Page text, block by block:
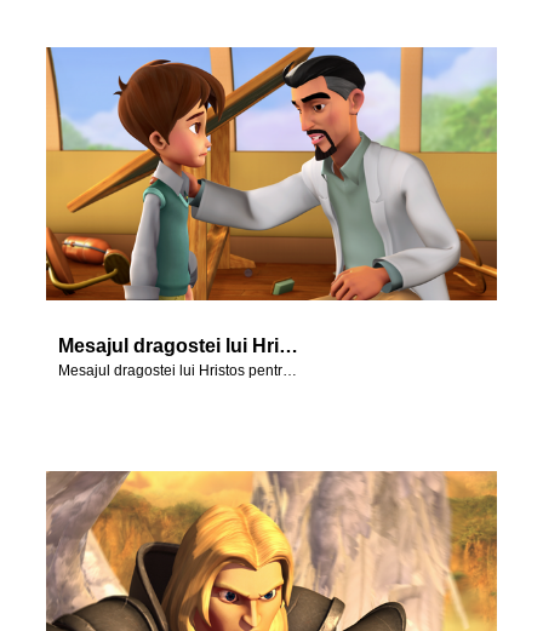
Mesajul dragostei lui Hristos pentru noi prezentat prin scene din episodul ''La început.''
Mesajul dragostei lui Hristos pentru noi prezentat prin scene din episodul ''La început.''